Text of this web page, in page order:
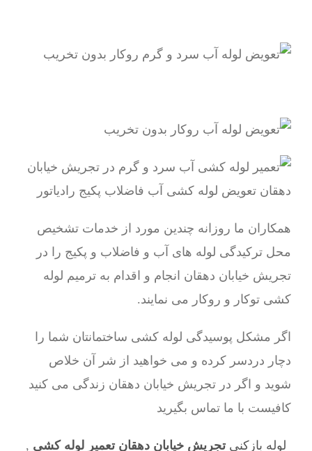
همکاران ما روزانه چندین مورد از خدمات تشخیص
محل ترکیدگی لوله های آب و فاضلاب و پکیج را در
تجریش خیابان دهقان انجام و اقدام به ترمیم لوله
کشی توکار و روکار می نمایند.
اگر مشکل پوسیدگی لوله کشی ساختمانتان شما را
دچار دردسر کرده و می خواهید از شر آن خلاص
شوید و اگر در تجریش خیابان دهقان زندگی می کنید
کافیست با ما تماس بگیرید
لوله بازکنیتجریش خیابان دهقان تعمیر لوله کشی ,